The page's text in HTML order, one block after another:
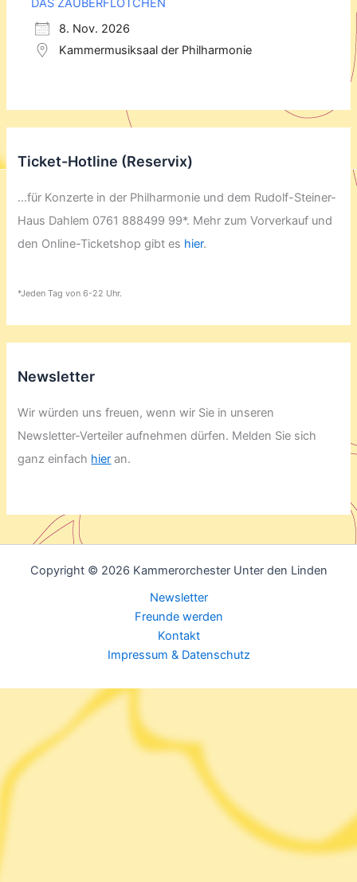
DAS ZAUBERFLÖTCHEN
8. Nov. 2026
Kammermusiksaal der Philharmonie
Ticket-Hotline (Reservix)
...für Konzerte in der Philharmonie und dem Rudolf-Steiner-
Haus Dahlem 0761 888499 99*. Mehr zum Vorverkauf und
den Online-Ticketshop gibt es hier.
*Jeden Tag von 6-22 Uhr.
Newsletter
Wir würden uns freuen, wenn wir Sie in unseren
Newsletter-Verteiler aufnehmen dürfen. Melden Sie sich
ganz einfach hier an.
Copyright © 2026 Kammerorchester Unter den Linden
Newsletter
Freunde werden
Kontakt
Impressum & Datenschutz